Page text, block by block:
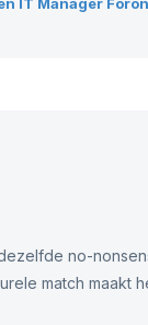
IT Manager
no-
match maakt